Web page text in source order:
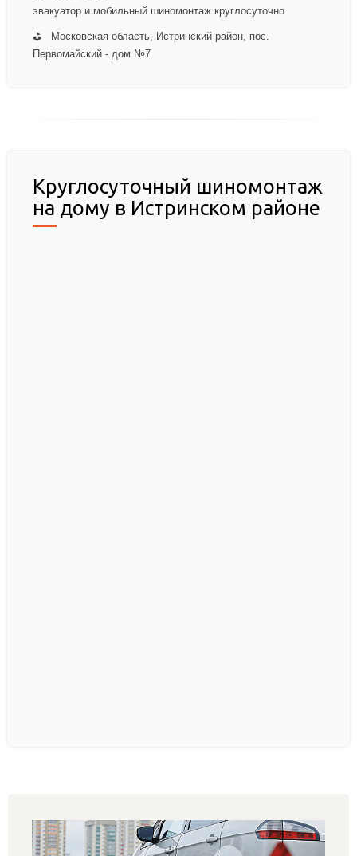
эвакуатор и мобильный шиномонтаж круглосуточно
⛳ Московская область, Истринский район, пос.
Первомайский - дом №7
Круглосуточный шиномонтаж
на дому в Истринском районе